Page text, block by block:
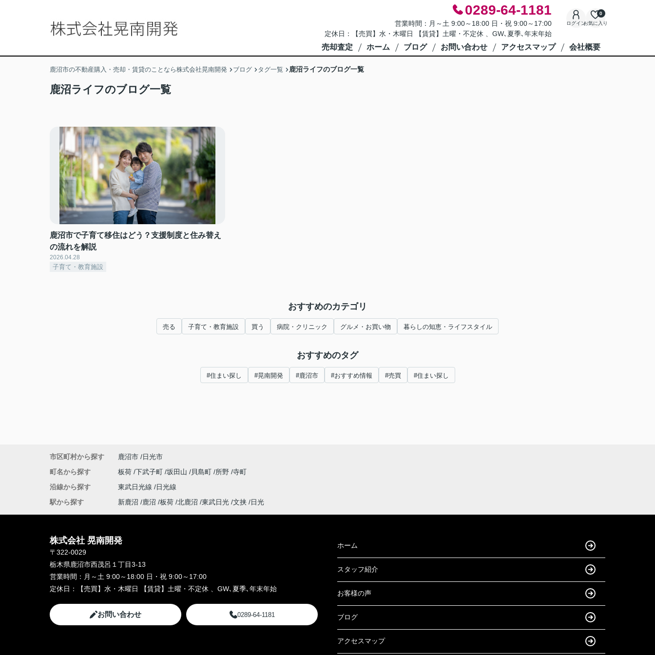
0289-64-1181
営業時間：月～土 9:00～18:00 日・祝 9:00～17:00
定休日：【売買】水・木曜日 【賃貸】土曜・不定休 、GW､夏季､年末年始
ログインお気に入り
0
売却査定 ホーム ブログ お問い合わせ アクセスマップ 会社概要
鹿沼市の不動産購入・売却・賃貸のことなら株式会社晃南開発 ブログ タグ一覧 鹿沼ライフのブログ一覧
鹿沼ライフのブログ一覧
鹿沼市で子育て移住はどう？支援制度と住み替え
の流れを解説
2026.04.28
子育て・教育施設
おすすめのカテゴリ
売る 子育て・教育施設 買う 病院・クリニック グルメ・お買い物 暮らしの知恵・ライフスタイル
おすすめのタグ
#住まい探し #晃南開発 #鹿沼市 #おすすめ情報 #売買 #住まい探し
市区町村から探す 鹿沼市
日光市
町名から探す
板荷 下武子町 坂田山 貝島町 所野 寺町
沿線から探す
東武日光線
日光線
駅から探す
新鹿沼 鹿沼 板荷 北鹿沼 東武日光 文挟 日光
株式会社 晃南開発
〒322-0029
栃木県鹿沼市西茂呂１丁目3-13
営業時間： 月～土 9:00～18:00 日・祝 9:00～17:00
定休日：
【売買】水・木曜日 【賃貸】土曜・不定休 、GW､夏季､年末年始
お問い合わせ 0289-64-1181
ホーム
スタッフ紹介
お客様の声
ブログ
アクセスマップ